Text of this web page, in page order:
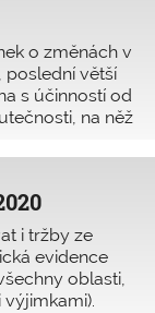
o změnách v
poslední větší
s účinností od
na něž
nenahrazuje
zákonům, ale
počítat.
i tržby ze
evidence
oblasti,